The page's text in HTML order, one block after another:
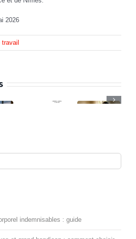
2026
savoir
si
avocats
indemnisables : guide